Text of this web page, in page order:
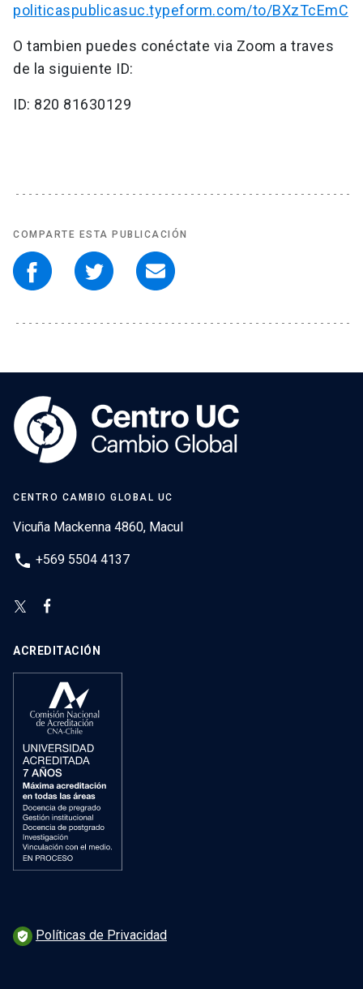
politicaspublicasuc.typeform.com/to/BXzTcEmC
O tambien puedes conéctate via Zoom a traves
de la siguiente ID:
ID: 820 81630129
COMPARTE ESTA PUBLICACIÓN
CENTRO CAMBIO GLOBAL UC
Vicuña Mackenna 4860, Macul
phone +569 5504 4137
ACREDITACIÓN
verified_user Políticas de Privacidad